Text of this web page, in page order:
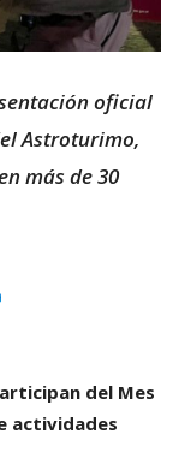
oficial
Astroturimo,
más de 30
del Mes
actividades